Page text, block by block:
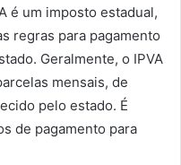
é um imposto estadual,
regras para pagamento
Geralmente, o IPVA
mensais, de
pelo estado. É
de pagamento para